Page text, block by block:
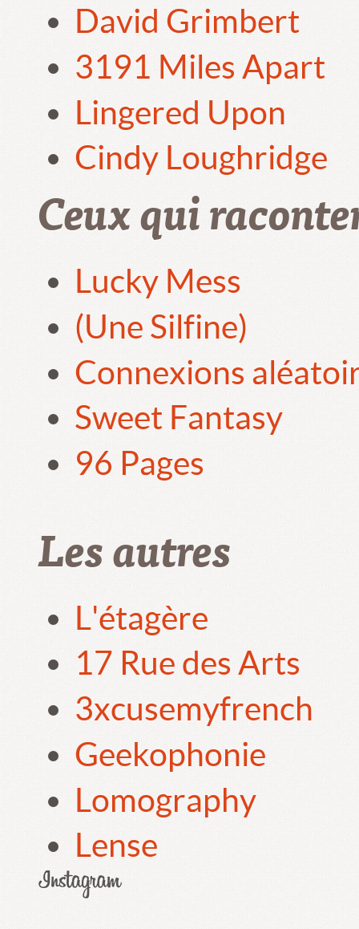
David Grimbert
3191 Miles Apart
Lingered Upon
Cindy Loughridge
Ceux qui
Lucky Mess
(Une Silfine)
Connexions
Sweet Fantasy
96 Pages
Les autres
L'étagère
17 Rue des Arts
3xcusemyfrench
Geekophonie
Lomography
Lense